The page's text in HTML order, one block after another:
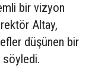
bir vizyon
Altay,
düşünen bir
söyledi.